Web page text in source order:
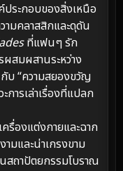
ประกอบของสิ่งเหนือ
มคลาสสิกและดุดัน
ที่แฟนๆ รัก
ผสมผสานระหว่าง
กับ “ความสยองขวัญ
การเล่าเรื่องที่แปลก
เครื่องแต่งกายและฉาก
มและน่าเกรงขาม
สถาปัตยกรรมโบราณ